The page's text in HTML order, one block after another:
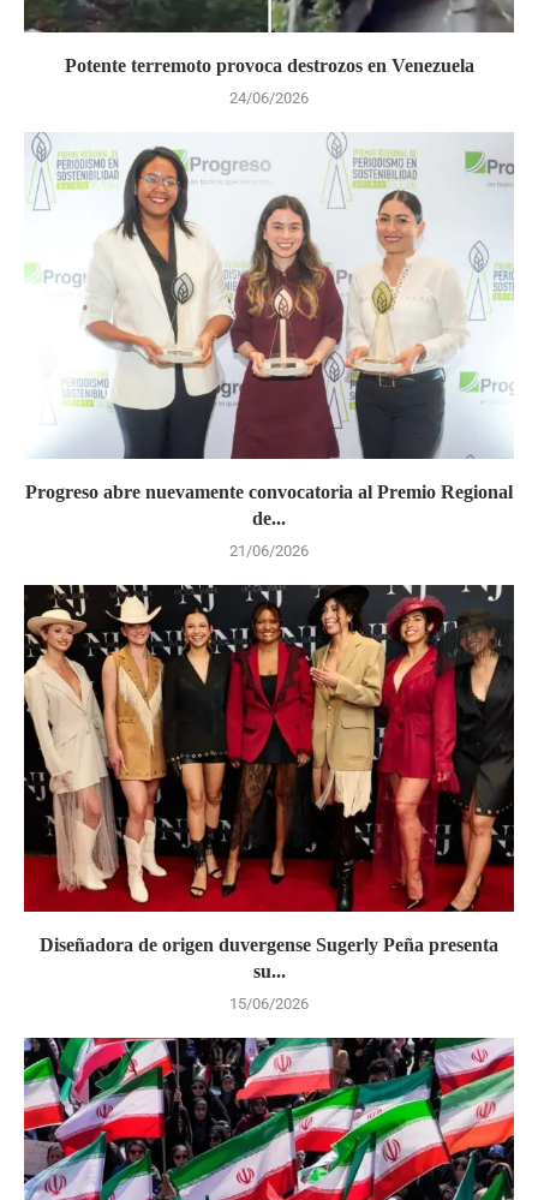
Potente terremoto provoca destrozos en Venezuela
24/06/2026
Progreso abre nuevamente convocatoria al Premio Regional
de...
21/06/2026
Diseñadora de origen duvergense Sugerly Peña presenta
su...
15/06/2026